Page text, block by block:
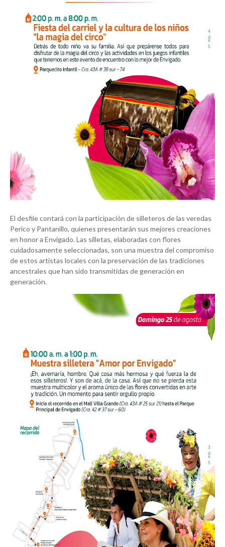
El desfile contará con la participación de silleteros de las veredas
Perico y Pantanillo, quienes presentarán sus mejores creaciones
en honor a Envigado. Las silletas, elaboradas con flores
cuidadosamente seleccionadas, son una muestra del compromiso
de estos artistas locales con la preservación de las tradiciones
ancestrales que han sido transmitidas de generación en
generación.